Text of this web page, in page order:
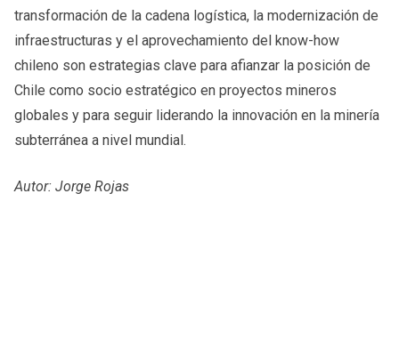
transformación de la cadena logística, la modernización de
infraestructuras y el aprovechamiento del know-how
chileno son estrategias clave para afianzar la posición de
Chile como socio estratégico en proyectos mineros
globales y para seguir liderando la innovación en la minería
subterránea a nivel mundial.
Autor: Jorge Rojas